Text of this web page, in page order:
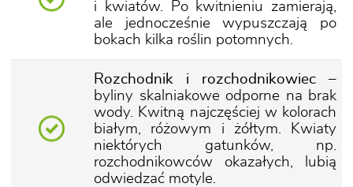
i kwiatów. Po kwitnieniu zamierają,
ale jednocześnie wypuszczają po
bokach kilka roślin potomnych.
Rozchodnik i rozchodnikowiec –
byliny skalniakowe odporne na brak
wody. Kwitną najczęściej w kolorach
białym, różowym i żółtym. Kwiaty
niektórych gatunków, np.
rozchodnikowców okazałych, lubią
odwiedzać motyle.